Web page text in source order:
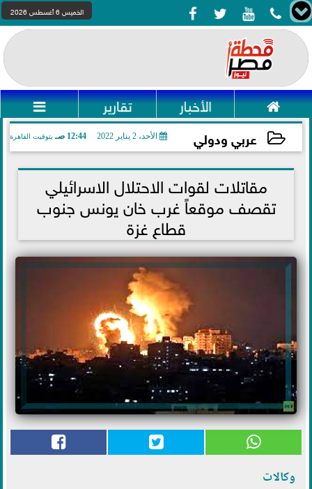
    الخميس 6 أغسطس 2026
 الأخبار تقارير 
عربي ودولي الأحد، 2 يناير 2022 12:44 صـ بتوقيت القاهرة
2022-01-02 00:44:54مقاتلات لقوات الاحتلال الاسرائيلي
تقصف موقعاً غرب خان يونس جنوب
قطاع غزة
وكالات